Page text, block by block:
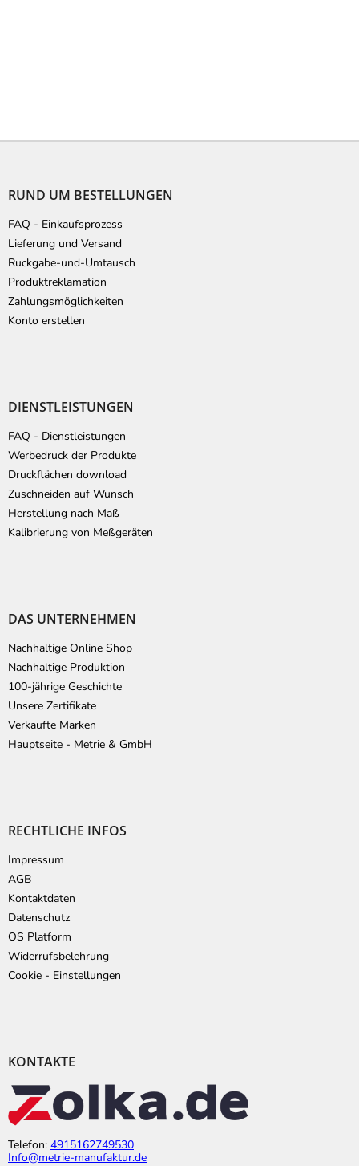
F
RUND UM BESTELLUNGEN
FAQ - Einkaufsprozess
Lieferung und Versand
Ruckgabe-und-Umtausch
Produktreklamation
Zahlungsmöglichkeiten
Konto erstellen
DIENSTLEISTUNGEN
FAQ - Dienstleistungen
Werbedruck der Produkte
Druckflächen download
Zuschneiden auf Wunsch
Herstellung nach Maß
Kalibrierung von Meßgeräten
DAS UNTERNEHMEN
Nachhaltige Online Shop
Nachhaltige Produktion
100-jährige Geschichte
Unsere Zertifikate
Verkaufte Marken
Hauptseite - Metrie & GmbH
RECHTLICHE INFOS
Impressum
AGB
Kontaktdaten
Datenschutz
OS Platform
Widerrufsbelehrung
Cookie - Einstellungen
KONTAKTE
Telefon: 4915162749530
Info@metrie-manufaktur.de